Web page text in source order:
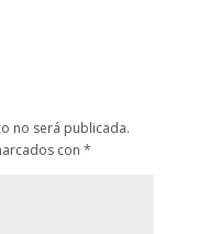
no será publicada.
con *